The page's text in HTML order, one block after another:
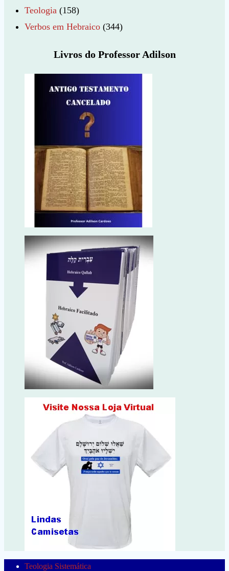
Teologia (158)
Verbos em Hebraico (344)
Livros do Professor Adilson
Teologia Sistemática